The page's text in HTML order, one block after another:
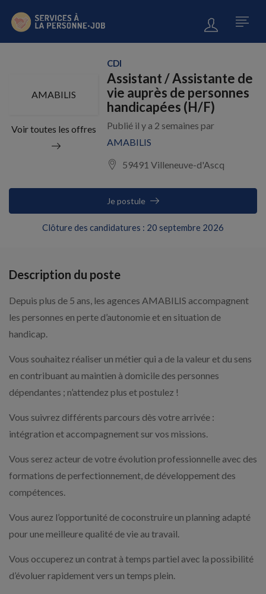
AMABILIS
Voir toutes les offres
CDI
Assistant / Assistante de
vie auprès de personnes
handicapées (H/F)
Publié il y a 2 semaines par
AMABILIS
59491 Villeneuve-d'Ascq
Clôture des candidatures : 20 septembre 2026
Je postule
Description du poste
Depuis plus de 5 ans, les agences AMABILIS accompagnent
les personnes en perte d’autonomie et en situation de
handicap.
Vous souhaitez réaliser un métier qui a de la valeur et du sens
en contribuant au maintien à domicile des personnes
dépendantes ; n’attendez plus et postulez !
Vous suivrez différents parcours dès votre arrivée :
intégration et accompagnement sur vos missions.
Vous serez acteur de votre évolution professionnelle avec des
formations de perfectionnement, de développement des
compétences.
Vous aurez l’opportunité de coconstruire un planning adapté
pour une meilleure qualité de vie au travail.
Vous occuperez un contrat à temps partiel avec la possibilité
d’évoluer rapidement vers un temps plein.